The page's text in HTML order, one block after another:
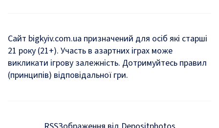
Комуналка
Хроніки війни
Сайт bigkyiv.com.ua призначений для осіб які старші
21 року (21+). Участь в азартних іграх може
викликати ігрову залежність. Дотримуйтесь правил
(принципів) відповідальної гри.